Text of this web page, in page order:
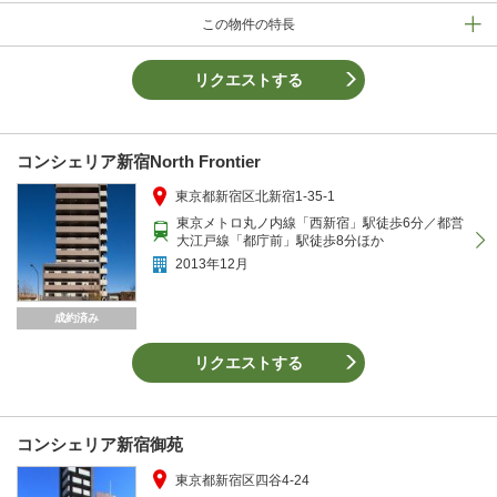
この物件の特長
リクエストする
コンシェリア新宿North Frontier
成約済み
東京都新宿区北新宿1-35-1
東京メトロ丸ノ内線「西新宿」駅徒歩6分／都営
大江戸線「都庁前」駅徒歩8分ほか
2013年12月
リクエストする
コンシェリア新宿御苑
東京都新宿区四谷4-24